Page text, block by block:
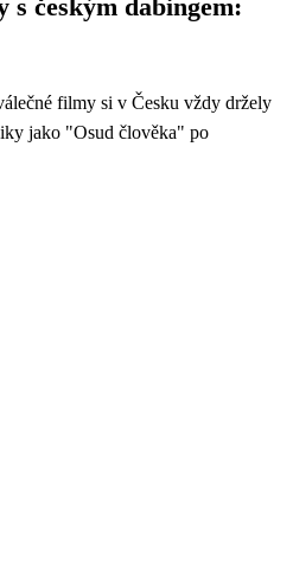
s českým dabingem:
filmy si v Česku vždy držely
jako "Osud člověka" po